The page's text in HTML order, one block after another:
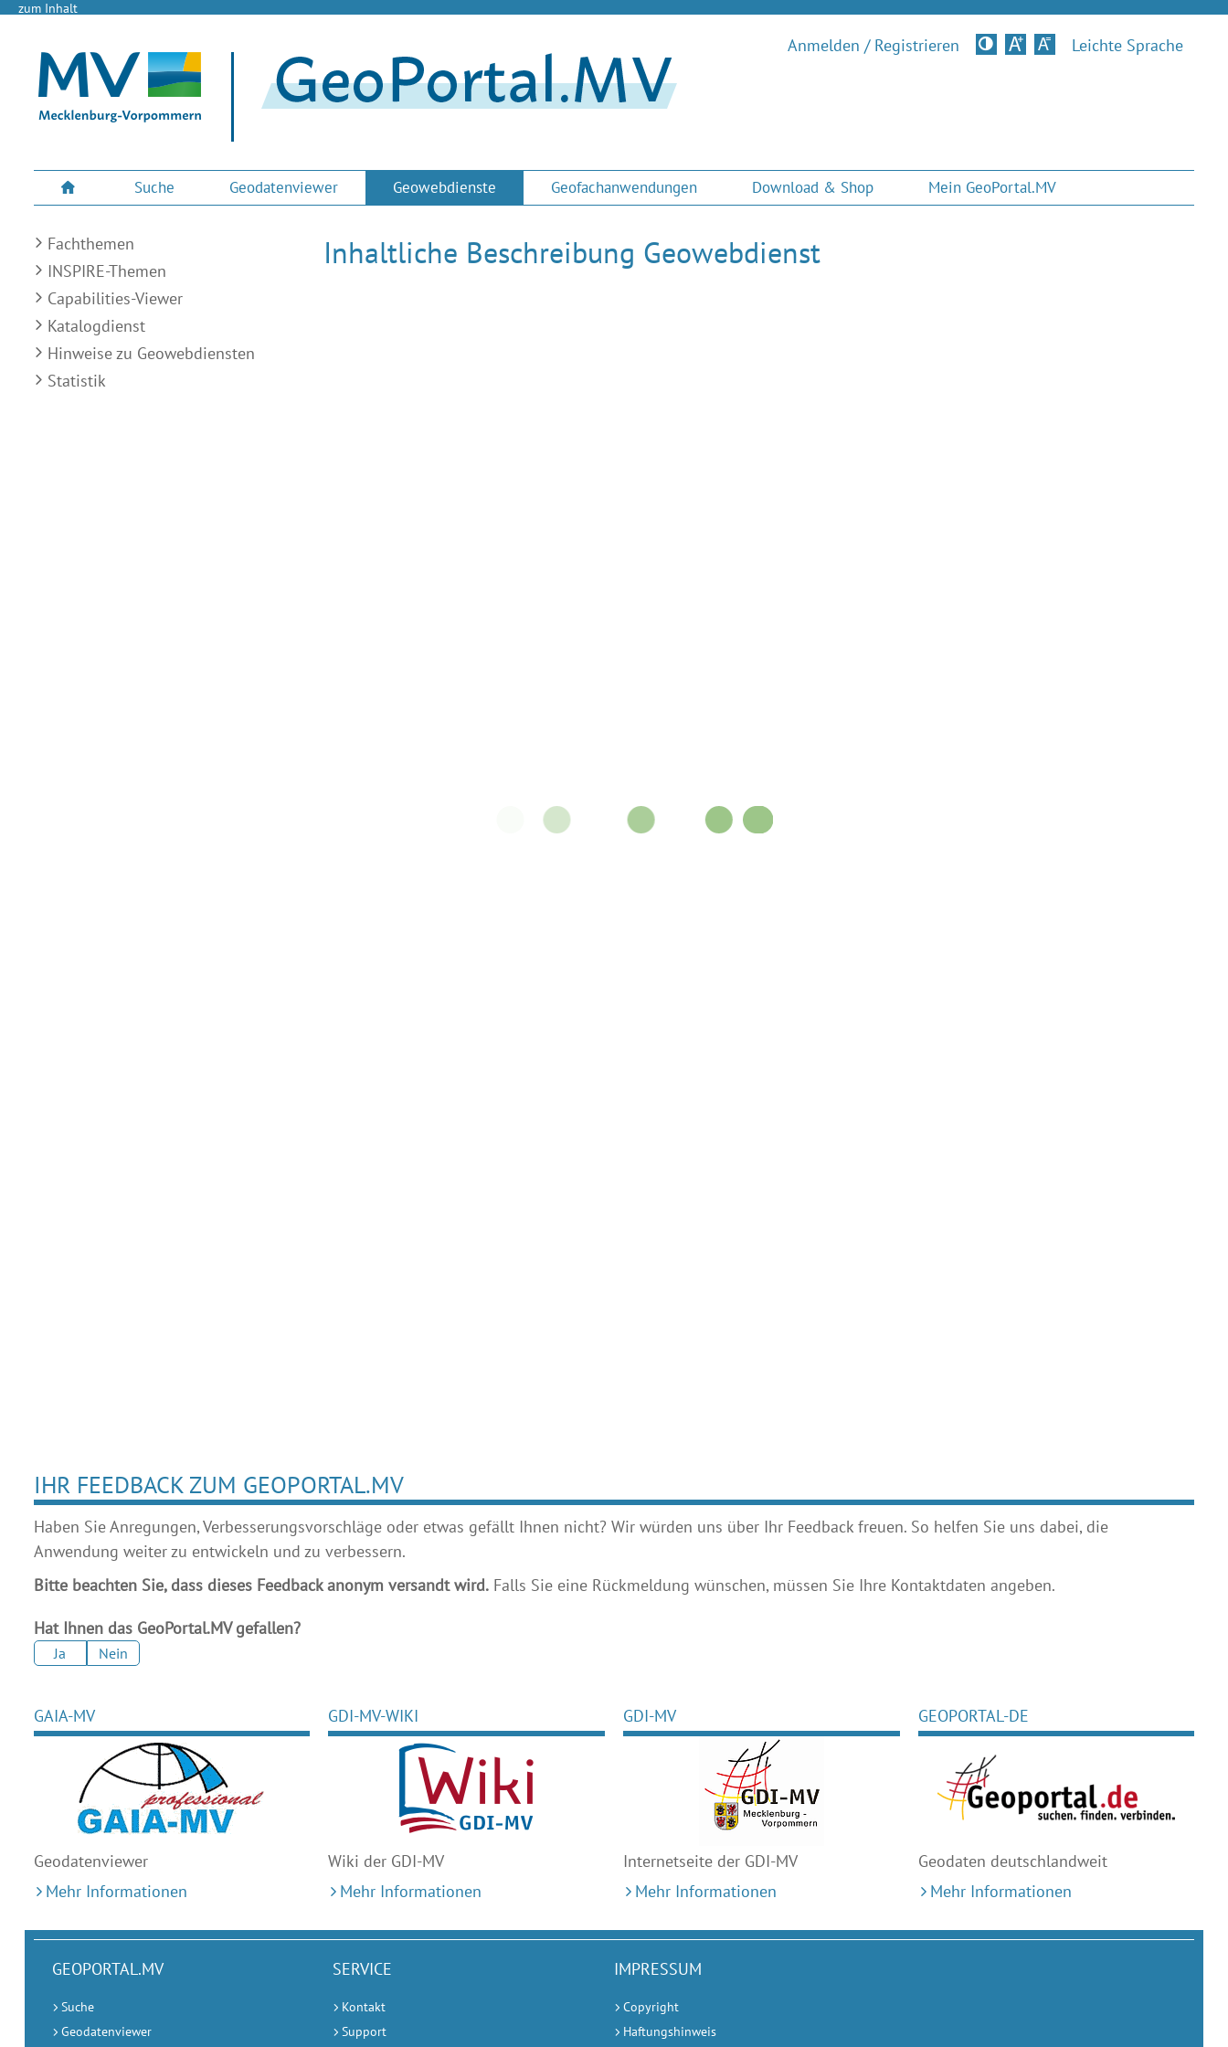
zum Inhalt
Anmelden / Registrieren KontrastversionLeichte Sprache
Suche Geodatenviewer Geowebdienste Geofachanwendungen Download & Shop Mein GeoPortal.MV
Fachthemen
INSPIRE-Themen
Capabilities-Viewer
Katalogdienst
Hinweise zu Geowebdiensten
Statistik
Inhaltliche Beschreibung Geowebdienst
IHR FEEDBACK ZUM GEOPORTAL.MV
Haben Sie Anregungen, Verbesserungsvorschläge oder etwas gefällt Ihnen nicht? Wir würden uns über Ihr Feedback freuen. So helfen Sie uns dabei, die
Anwendung weiter zu entwickeln und zu verbessern.
Bitte beachten Sie, dass dieses Feedback anonym versandt wird.Falls Sie eine Rückmeldung wünschen, müssen Sie Ihre Kontaktdaten angeben.
Hat Ihnen das GeoPortal.MV gefallen?
Ja Nein
GAIA-MV
Geodatenviewer
Mehr Informationen
GDI-MV-WIKI
Wiki der GDI-MV
Mehr Informationen
GDI-MV
Internetseite der GDI-MV
Mehr Informationen
GEOPORTAL-DE
Geodaten deutschlandweit
Mehr Informationen
GEOPORTAL.MV
Suche
Geodatenviewer
SERVICE
Kontakt
Support
IMPRESSUM
Copyright
Haftungshinweis